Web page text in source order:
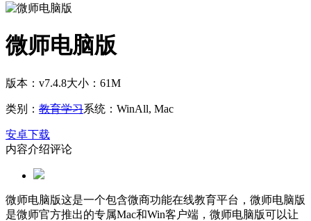
微师电脑版
版本：v7.4.8大小：61M
类别： 教育学习系统：WinAll, Mac
安卓下载
内容介绍评论
微师电脑版这是一个包含微商功能在线教育平台，微师电脑版
是微师官方推出的专属Mac和Win客户端，微师电脑版可以让